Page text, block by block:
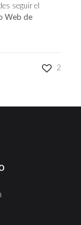
seguir el
Web de
2